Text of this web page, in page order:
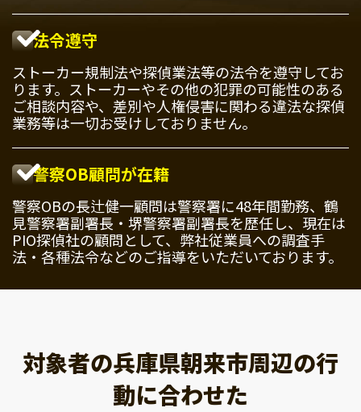
法令遵守
ストーカー規制法や探偵業法等の法令を遵守してお
ります。ストーカーやその他の犯罪の可能性のある
ご相談内容や、差別や人権侵害に関わる違法な探偵
業務等は一切お受けしておりません。
警察OB顧問が在籍
警察OBの長辻健一顧問は警察署に48年間勤務、鶴
見警察署副署長・堺警察署副署長を歴任し、現在は
PIO探偵社の顧問として、弊社従業員への調査手
法・各種法令などのご指導をいただいております。
対象者の兵庫県朝来市周辺の行
動に合わせた